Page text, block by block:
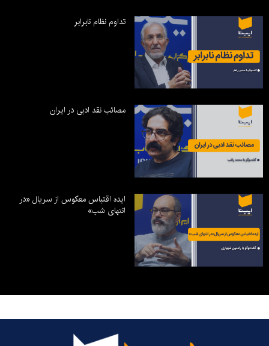
تداوم نظام نابرابر
مصائب نقد ادبی در ایران
ایده اقتباس معکوس از سریال «در
انتهای شب»